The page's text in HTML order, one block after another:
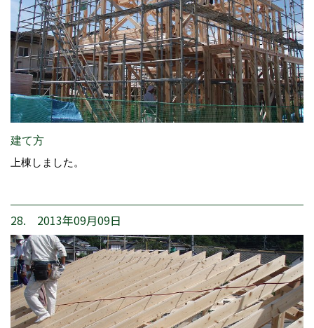
建て方
上棟しました。
28. 2013年09月09日